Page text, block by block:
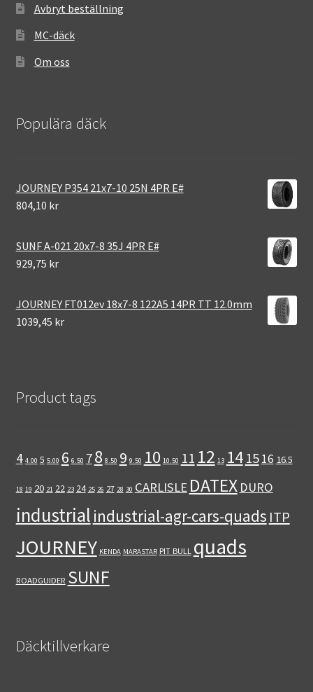
Avbryt beställning
MC-däck
Om oss
Populära däck
JOURNEY P354 21x7-10 25N 4PR E#
804,10 kr
SUNF A-021 20x7-8 35J 4PR E#
929,75 kr
JOURNEY FT012ev 18x7-8 122A5 14PR TT 12.0mm
1039,45 kr
Product tags
4 4.00 5 5.00 6 6.50 78 8.50 9 9.50 10 10.50 11 12 13 14 1516 16.5
18 19 20 21 22 23 24 25 26 27 28 30 CARLISLE DATEX DURO
industrial industrial-agr-cars-quads ITP
JOURNEY KENDA MARASTAR PIT BULL quads
ROADGUIDER SUNF
Däcktillverkare